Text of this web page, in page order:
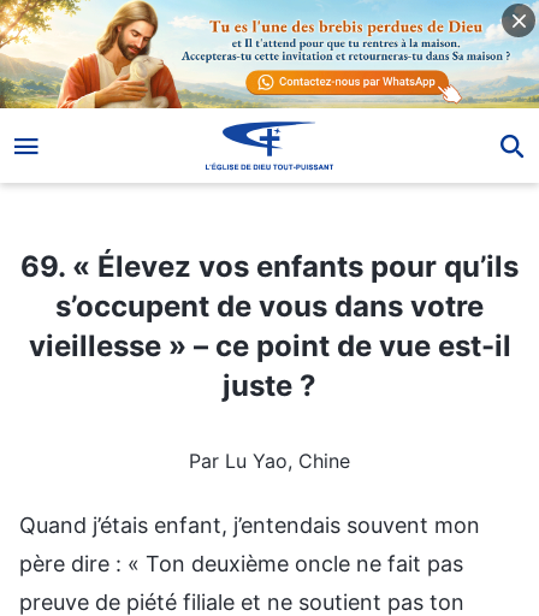
69. « Élevez vos enfants pour qu’ils
s’occupent de vous dans votre
vieillesse » – ce point de vue est-il
juste ?
Par Lu Yao, Chine
Quand j’étais enfant, j’entendais souvent mon
père dire : « Ton deuxième oncle ne fait pas
preuve de piété filiale et ne soutient pas ton